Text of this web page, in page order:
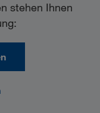
stehen Ihnen